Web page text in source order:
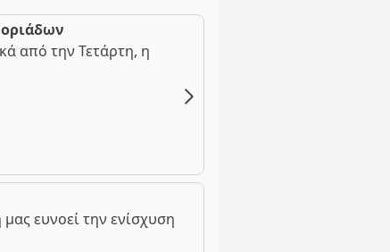
από την Τετάρτη, η
ευνοεί την ενίσχυση